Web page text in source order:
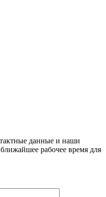
данные и наши
рабочее время для